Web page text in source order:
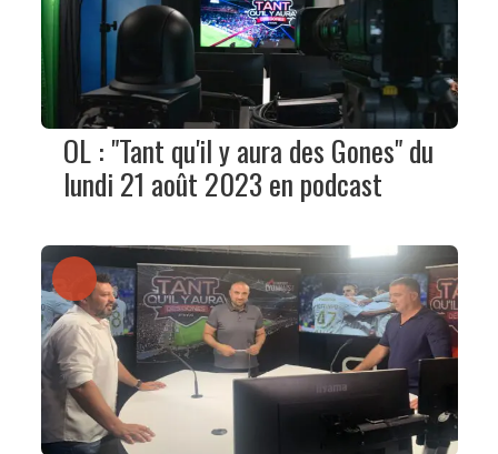
OL : "Tant qu'il y aura des Gones" du
lundi 21 août 2023 en podcast